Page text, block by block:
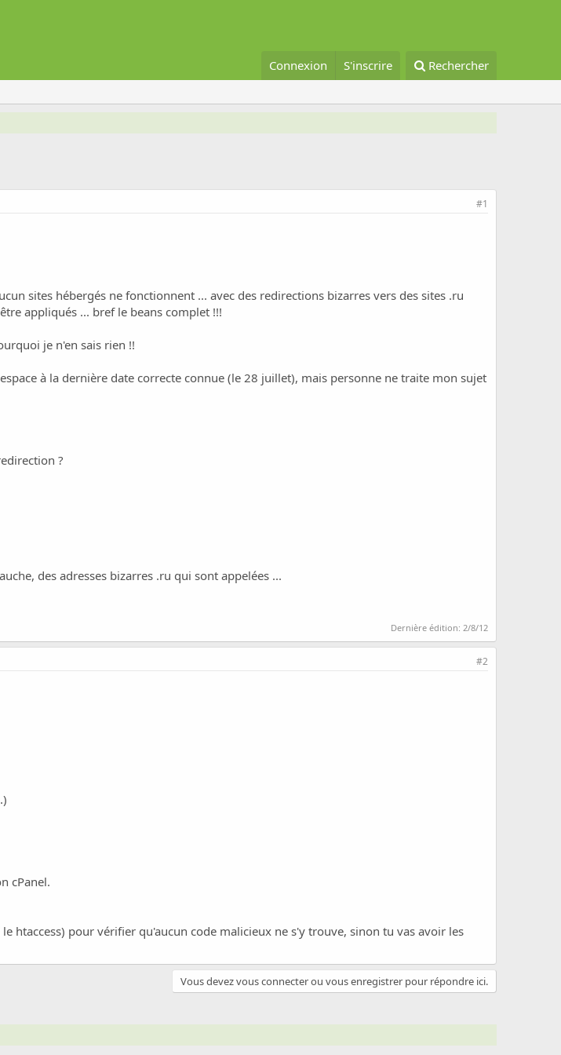
Connexion S'inscrire Rechercher
#1
sites hébergés ne fonctionnent ... avec des redirections bizarres vers des sites .ru
appliqués ... bref le beans complet !!!
je n'en sais rien !!
à la dernière date correcte connue (le 28 juillet), mais personne ne traite mon sujet
?
des adresses bizarres .ru qui sont appelées ...
Dernière édition: 2/8/12
#2
cPanel.
htaccess) pour vérifier qu'aucun code malicieux ne s'y trouve, sinon tu vas avoir les
Vous devez vous connecter ou vous enregistrer pour répondre ici.